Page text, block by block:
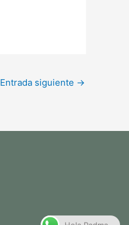
Entrada siguiente →